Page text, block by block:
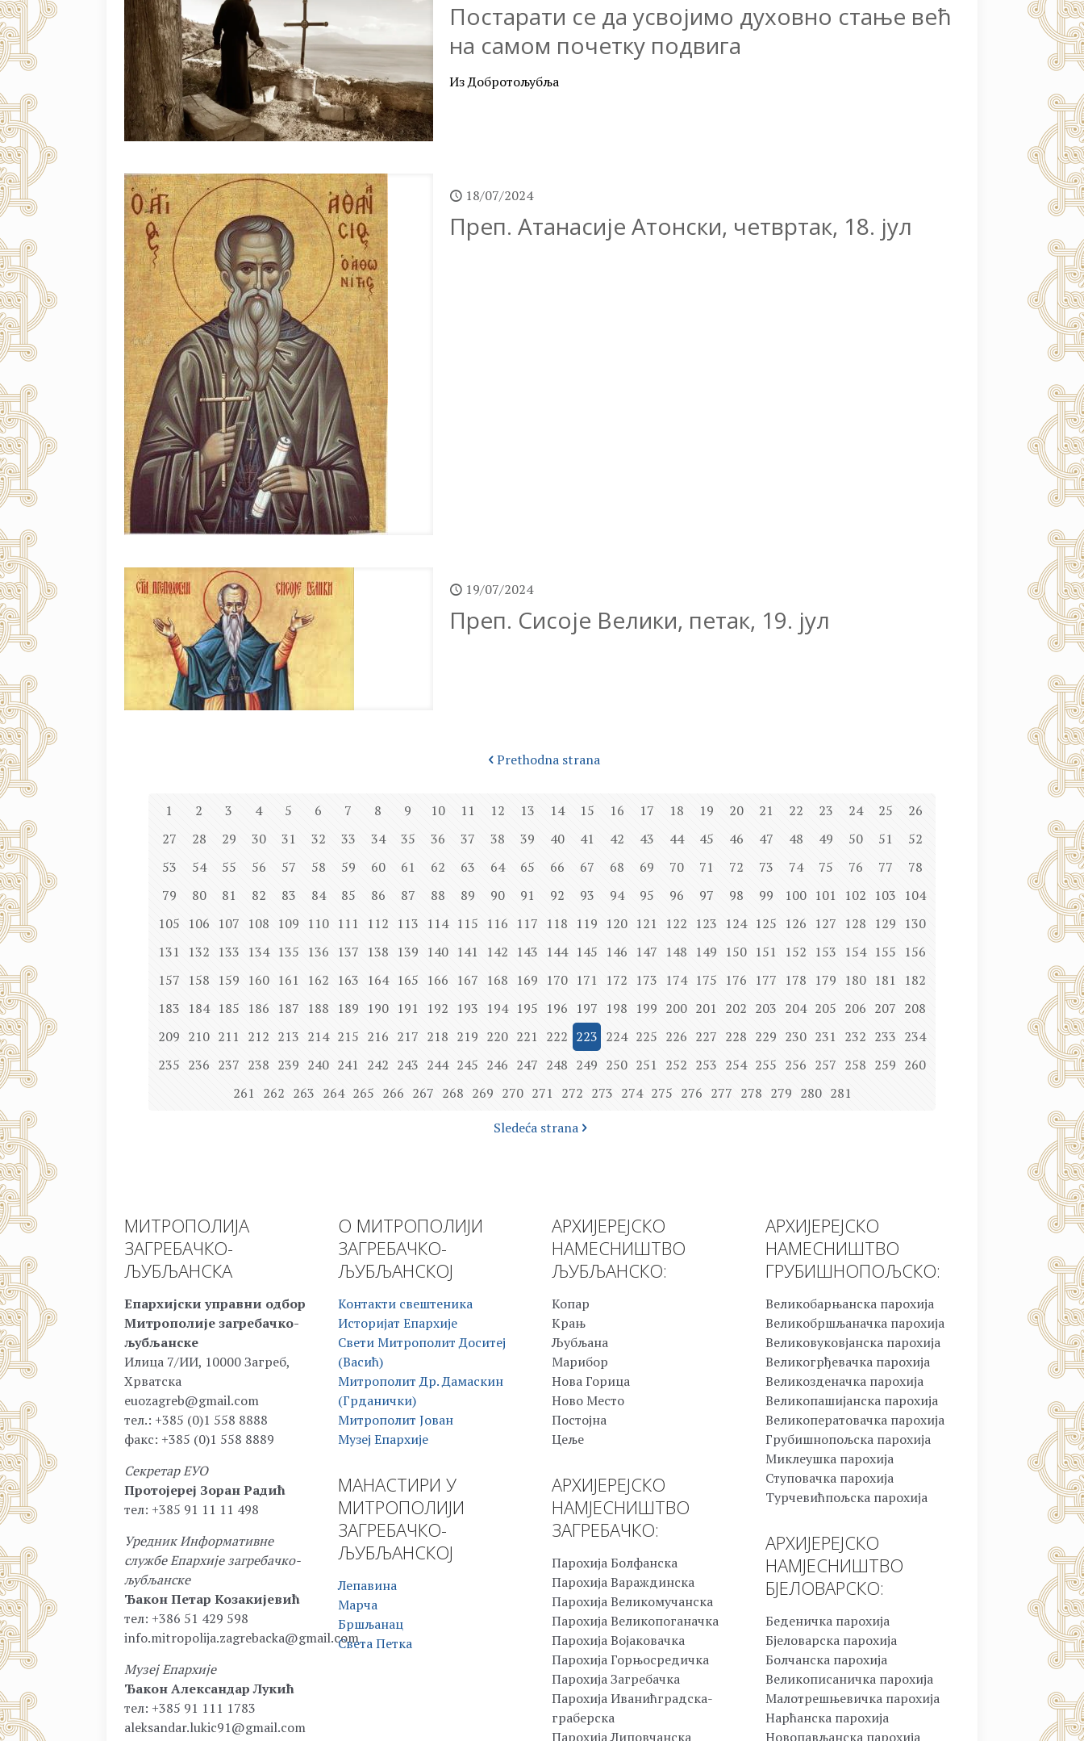
Постарати се да усвојимо духовно стање већ
на самом почетку подвига
Из Добротољубља
18/07/2024
Преп. Атанасије Атонски, четвртак, 18. јул
19/07/2024
Преп. Сисоје Велики, петак, 19. јул
Prethodna strana
1 2 3 4 5 6 7 8 9 10 11 12 13 14 15 16 17 18 19 20 21 22 23 24 25
26
27
28 29 30 31 32 33 34 35 36 37 38 39 40 41 42 43 44 45 46 47 48 49 50 51
52
53
54 55 56 57 58 59 60 61 62 63 64 65 66 67 68 69 70 71 72 73 74 75 76 77
78
79
80 81 82 83 84 85 86 87 88 89 90 91 92 93 94 95 96 97 98 99 100 101 102 103 104
105 106 107 108 109 110 111 112 113 114 115 116 117 118 119 120 121 122 123 124 125 126 127 128 129 130
131
132 133 134 135 136 137 138 139 140 141 142 143 144 145 146 147 148 149 150 151 152 153 154 155 156
157 158 159 160 161 162 163 164 165 166 167 168 169 170 171 172 173 174 175 176 177 178 179 180 181
182
183 184 185 186 187 188 189 190 191 192 193 194 195 196 197 198 199 200 201 202 203 204 205 206 207 208
209 210 211 212 213 214 215 216 217 218 219 220 221 222 223 224 225 226 227 228 229 230 231 232 233 234
235 236 237 238 239 240 241 242 243 244 245 246 247 248 249 250 251 252 253 254 255 256 257 258 259 260
261 262 263 264 265 266 267 268 269 270 271 272 273 274 275 276 277 278 279 280 281
Sledeća strana
МИТРОПОЛИЈА
ЗАГРЕБАЧКО-
ЉУБЉАНСКА
Епархијски управни одбор
Митрополије загребачко-
љубљанске
Илица 7/ИИ, 10000 Загреб,
Хрватска
euozagreb@gmail.com
тел.: +385 (0)1 558 8888
факс: +385 (0)1 558 8889
Секретар ЕУО
Протојереј Зоран Радић
тел: +385 91 11 11 498
Уредник Информативне
службе Епархије загребачко-
љубљанске
Ђакон Петар Козакијевић
тел: +386 51 429 598
info.mitropolija.zagrebacka@gmail.com
Музеј Епархије
Ђакон Александар Лукић
тел: +385 91 111 1783
aleksandar.lukic91@gmail.com
О МИТРОПОЛИЈИ
ЗАГРЕБАЧКО-
ЉУБЉАНСКОЈ
Контакти свештеника
Историјат Епархије
Свети Митрополит Доситеј
(Васић)
Митрополит Др. Дамаскин
(Грданички)
Митрополит Јован
Музеј Епархије
МАНАСТИРИ У
МИТРОПОЛИЈИ
ЗАГРЕБАЧКО-
ЉУБЉАНСКОЈ
Лепавина
Марча
Бршљанац
Света Петка
АРХИЈЕРЕЈСКО
НАМЕСНИШТВО
ЉУБЉАНСКО:
Копар
Крањ
Љубљана
Марибор
Нова Горица
Ново Место
Постојна
Цеље
АРХИЈЕРЕЈСКО
НАМЈЕСНИШТВО
ЗАГРЕБАЧКО:
Парохија Болфанска
Парохија Вараждинска
Парохија Великомучанска
Парохија Великопоганачка
Парохија Војаковачка
Парохија Горњосредичка
Парохија Загребачка
Парохија Иванићградска-
граберска
Парохија Липовчанска
АРХИЈЕРЕЈСКО
НАМЕСНИШТВО
ГРУБИШНОПОЉСКО:
Великобарњанска парохија
Великобршљаначка парохија
Великовуковјанска парохија
Великогрђевачка парохија
Великозденачка парохија
Великопашијанска парохија
Великоператовачка парохија
Грубишнопољска парохија
Миклеушка парохија
Ступовачка парохија
Турчевићпољска парохија
АРХИЈЕРЕЈСКО
НАМЈЕСНИШТВО
БЈЕЛОВАРСКО:
Беденичка парохија
Бјеловарска парохија
Болчанска парохија
Великописаничка парохија
Малотрешњевичка парохија
Нарћанска парохија
Новопављанска парохија